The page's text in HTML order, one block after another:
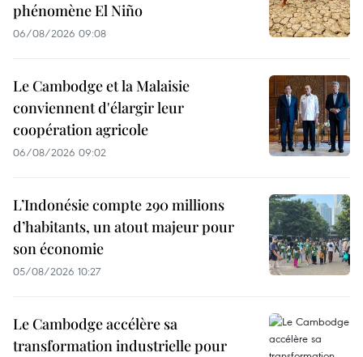
phénomène El Niño
06/08/2026 09:08
Le Cambodge et la Malaisie
conviennent d'élargir leur
coopération agricole
06/08/2026 09:02
L’Indonésie compte 290 millions
d’habitants, un atout majeur pour
son économie
05/08/2026 10:27
Le Cambodge accélère sa
transformation industrielle pour